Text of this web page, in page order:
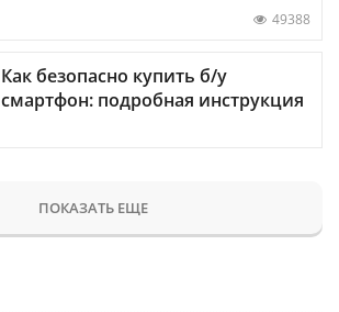
49388
Как безопасно купить б/у
смартфон: подробная инструкция
ПОКАЗАТЬ ЕЩЕ